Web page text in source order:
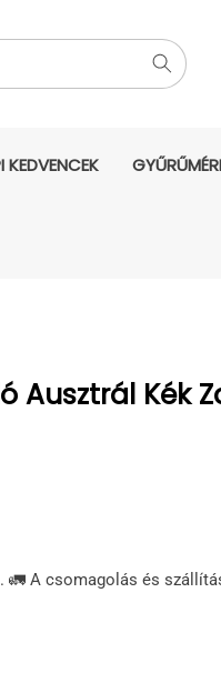
KEDVENCEK
Ausztrál Kék
🚛 A csomagolás és